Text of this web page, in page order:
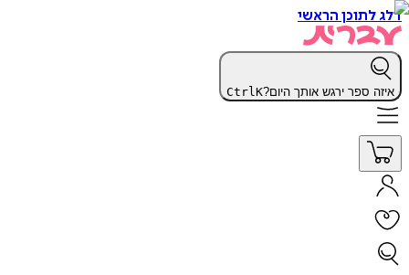
דלג לתוכן הראשי
איזה ספר ירגש אותך היום? CtrlK